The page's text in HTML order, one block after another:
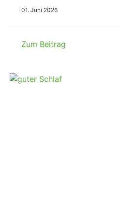
01. Juni 2026
Zum Beitrag